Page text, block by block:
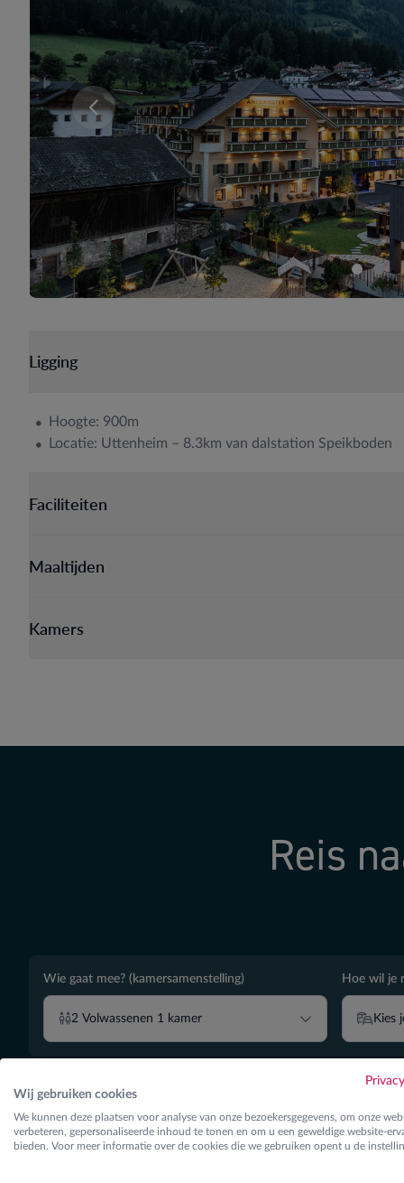
Wij gebruiken cookies
We kunnen deze plaatsen voor analyse van onze bezoekersgegevens, om onze
verbeteren, gepersonaliseerde inhoud te tonen en om u een geweldige website-
bieden. Voor meer informatie over de cookies die we gebruiken opent u de
Er zijn momenteel geen kamers beschikbaar
Ligging
Hoogte: 900m
Locatie: Uttenheim – 8.3km van dalstation Speikboden
Faciliteiten
Maaltijden
Kamers
Reis
Filter
Wie gaat mee? (kamersamenstelling)
2 Volwassenen 1 kamer
Hoe wil je
Kies